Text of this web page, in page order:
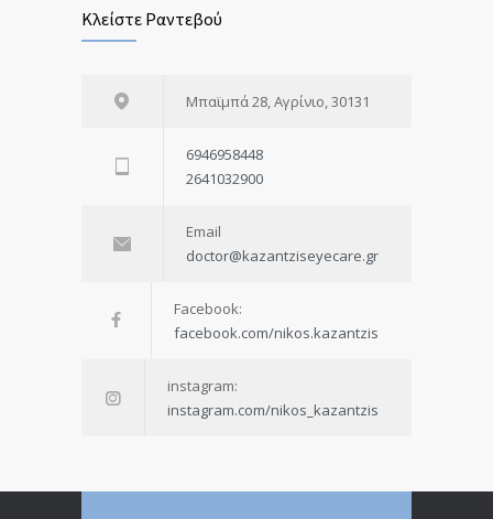
Κλείστε Ραντεβού
Μπαϊμπά 28, Αγρίνιο, 30131
6946958448
2641032900
Email
doctor@kazantziseyecare.gr
Facebook:
facebook.com/nikos.kazantzis
instagram:
instagram.com/nikos_kazantzis